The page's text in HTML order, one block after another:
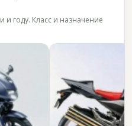
году. Класс и назначение